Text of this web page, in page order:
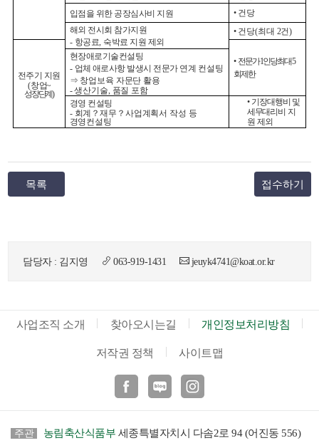
입점을 위한 공장심사비 지원
• 건당
해외 전시회 참가지원
- 항공료, 숙박료 지원 제외
• 건당(최대 2건)
전주기 지원
(창업~
성장단계)
• 전문가1인당 최대5
회 제한
현장애로기술컨설팅
- 업체 애로사항 발생시 전문가 연계 컨설팅
⇒ 창업보육 자문단 활용
-생산기술, 품질 포함
경영 컨설팅
- 회계 ？재무 ？ 사업계획서 작성 등
경영컨설팅
• 기장대행비 및
세무대리비 지
원 제외
목록 접수하기
담당자 : 김지영 063-919-1431 jeuyk4741@koat.or.kr
사업조직 소개 찾아오시는길 개인정보처리방침
저작권 정책 사이트맵
인스타
주관 농림축산식품부 세종특별자치시 다솜2로 94 (어진동 556)